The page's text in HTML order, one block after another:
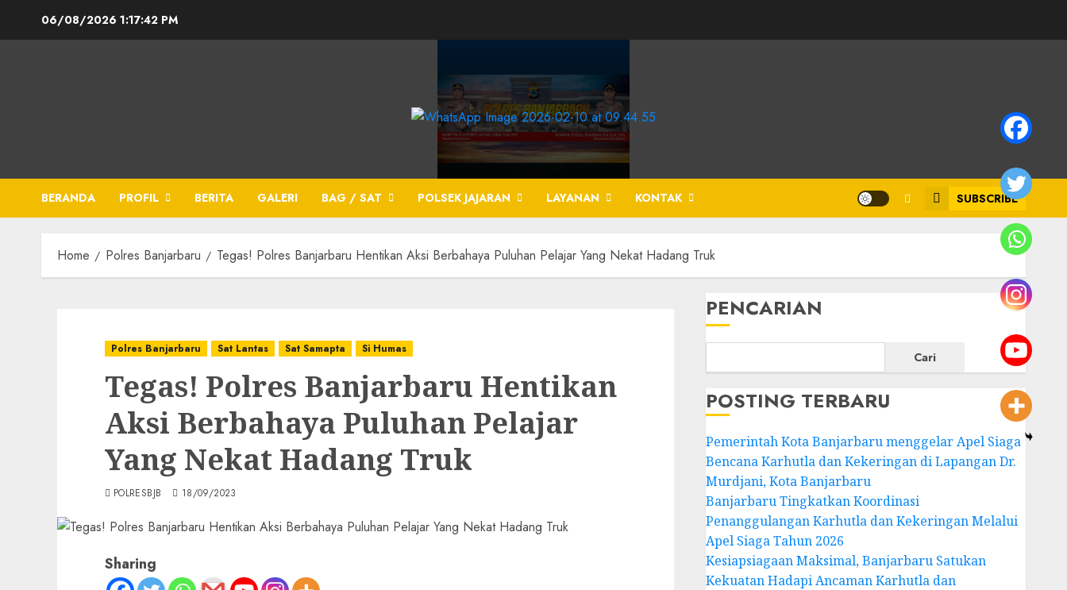
06/08/2026 1:17:42 PM
BERANDA PROFIL BERITA GALERI BAG / SAT POLSEK JAJARAN LAYANAN KONTAK SUBSCRIBE
Home Polres Banjarbaru Tegas! Polres Banjarbaru Hentikan Aksi Berbahaya Puluhan Pelajar Yang Nekat Hadang Truk
Polres Banjarbaru Sat Lantas Sat Samapta Si Humas
Tegas! Polres Banjarbaru Hentikan
Aksi Berbahaya Puluhan Pelajar
Yang Nekat Hadang Truk
POLRESBJB 18/09/2023
Sharing
PENCARIAN
Cari
POSTING TERBARU
Pemerintah Kota Banjarbaru menggelar Apel Siaga
Bencana Karhutla dan Kekeringan di Lapangan Dr.
Murdjani, Kota Banjarbaru
Banjarbaru Tingkatkan Koordinasi
Penanggulangan Karhutla dan Kekeringan Melalui
Apel Siaga Tahun 2026
Kesiapsiagaan Maksimal, Banjarbaru Satukan
Kekuatan Hadapi Ancaman Karhutla dan